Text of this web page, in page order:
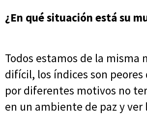
¿En qué situación está su
Todos estamos de la
difícil, los índices son peores
por diferentes motivos no
en un ambiente de paz y